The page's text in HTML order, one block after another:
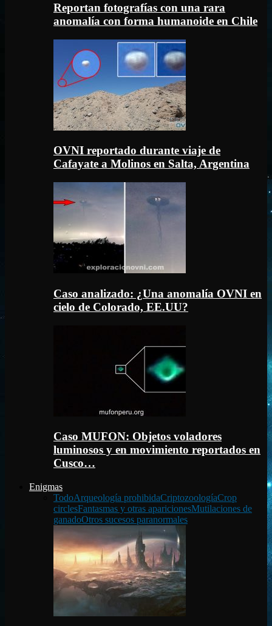
Reportan fotografías con una rara
anomalía con forma humanoide en Chile
OVNI reportado durante viaje de
Cafayate a Molinos en Salta, Argentina
Caso analizado: ¿Una anomalía OVNI en
cielo de Colorado, EE.UU?
Caso MUFON: Objetos voladores
luminosos y en movimiento reportados en
Cusco…
Enigmas
TodoArqueología prohibidaCriptozoologíaCrop
circlesFantasmas y otras aparicionesMutilaciones de
ganadoOtros sucesos paranormales